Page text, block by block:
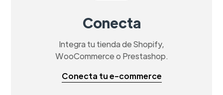
Conecta
Integra tu tienda de Shopify,
WooCommerce o Prestashop.
Conecta tu e-commerce